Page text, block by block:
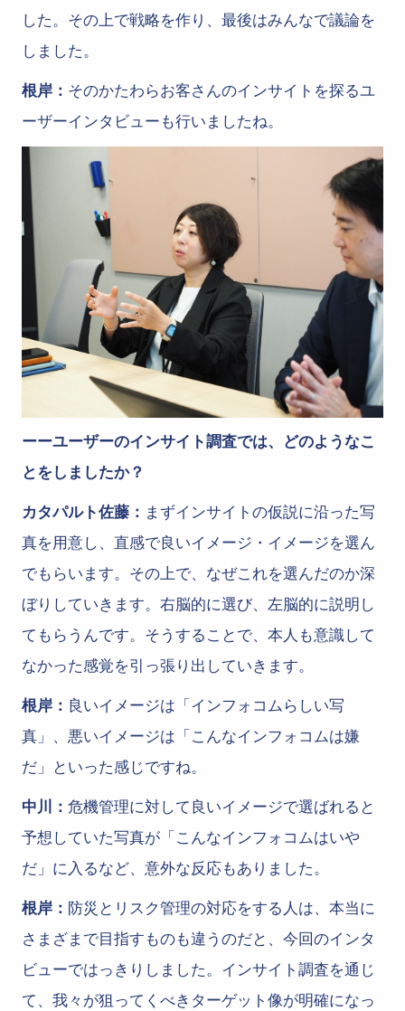
した。その上で戦略を作り、最後はみんなで議論を
しました。
根岸： そのかたわらお客さんのインサイトを探るユ
ーザーインタビューも行いましたね。
ーーユーザーのインサイト調査では、どのようなこ
とをしましたか？
カタパルト佐藤： まずインサイトの仮説に沿った写
真を用意し、直感で良いイメージ・イメージを選ん
でもらいます。その上で、なぜこれを選んだのか深
ぼりしていきます。右脳的に選び、左脳的に説明し
てもらうんです。そうすることで、本人も意識して
なかった感覚を引っ張り出していきます。
根岸： 良いイメージは「インフォコムらしい写
真」、悪いイメージは「こんなインフォコムは嫌
だ」といった感じですね。
中川： 危機管理に対して良いイメージで選ばれると
予想していた写真が「こんなインフォコムはいや
だ」に入るなど、意外な反応もありました。
根岸： 防災とリスク管理の対応をする人は、本当に
さまざまで目指すものも違うのだと、今回のインタ
ビューではっきりしました。インサイト調査を通じ
て、我々が狙ってくべきターゲット像が明確になっ